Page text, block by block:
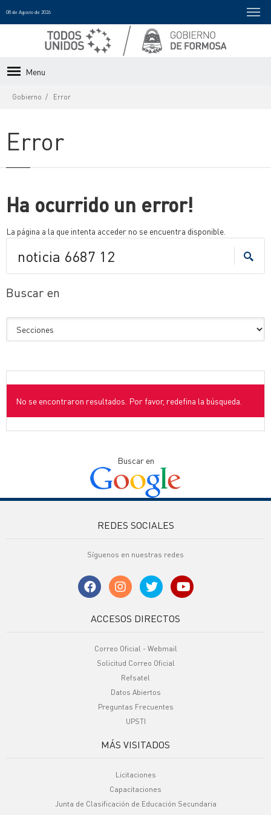
08 de Agosto de 2026
Menu
Gobierno Error
Error
Ha ocurrido un error!
La página a la que intenta acceder no se encuentra disponible.
Buscar en
No se encontraron resultados. Por favor, redefina la búsqueda.
Buscar en
REDES SOCIALES
Síguenos en nuestras redes
ACCESOS DIRECTOS
Correo Oficial - Webmail
Solicitud Correo Oficial
Refsatel
Datos Abiertos
Preguntas Frecuentes
UPSTI
MÁS VISITADOS
Licitaciones
Capacitaciones
Junta de Clasificación de Educación Secundaria